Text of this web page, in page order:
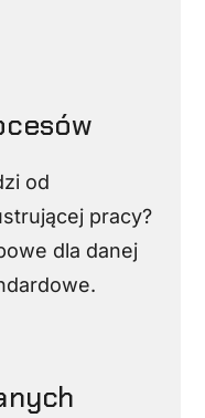
od
pracy?
dla danej